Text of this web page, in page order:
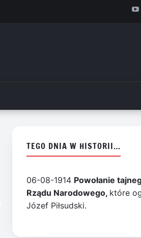
TEGO DNIA W HISTORII…
06-08-1914 Powołanie
Rządu Narodowego, które
Józef Piłsudski.